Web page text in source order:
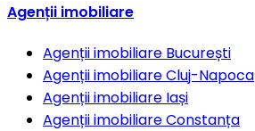
Agenții imobiliare
Agenții imobiliare București
Agenții imobiliareCluj-Napoca
Agenții imobiliare Iași
Agenții imobiliareConstanța